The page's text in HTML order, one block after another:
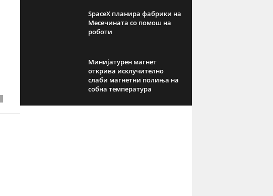
SpaceX планира фабрики на
Месечината со помош на
роботи
Минијатурен магнет
открива исклучително
слаби магнетни полиња на
собна температура